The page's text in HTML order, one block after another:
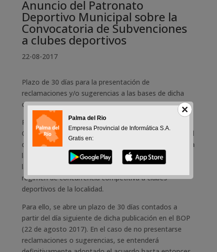
Anuncio del Patronato
Deportivo Municipal sobre la
Convocatoria de Subvenciones
a clubes deportivos
22-08-2017
Plazo de 30 días para la presentación de
reclamaciones y/o sugerencias a las bases de dicha
convocatoria
Publicado en el Boletín Oficial de la Provincia de
Cordoba el anuncio del Patronato Deportivo Municipal
de Palma del Río, relativo a la información pública para
la presentación de reclamaciones y sugerencias sobre
las Bases de la Convocatoria de Subvenciones en
régimen de concurrencia competitiva a clubes
deportivos de la localidad.
Para ello, se abre un plazo de 30 días contados a
partir del día siguiente de dicha publicación en el BOP
(22 de agosto 2017). En el caso de no presentarse
reclamaciones o sugerencias, se entenderá
Palma del Rio
Empresa Provincial de Informática S.A.
Gratis en: